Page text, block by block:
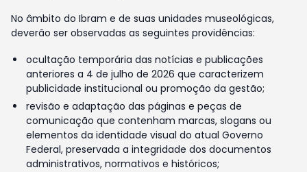
No âmbito do Ibram e de suas unidades museológicas,
deverão ser observadas as seguintes providências:
ocultação temporária das notícias e publicações
anteriores a 4 de julho de 2026 que caracterizem
publicidade institucional ou promoção da gestão;
revisão e adaptação das páginas e peças de
comunicação que contenham marcas, slogans ou
elementos da identidade visual do atual Governo
Federal, preservada a integridade dos documentos
administrativos, normativos e históricos;